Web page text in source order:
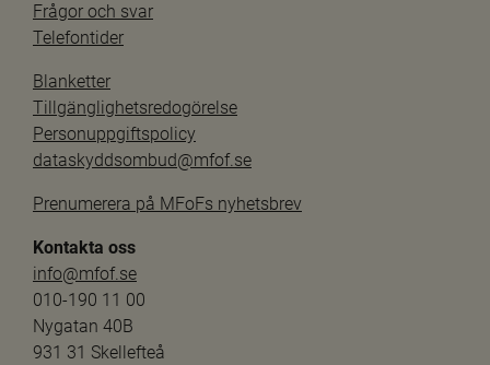
Frågor och svar
Telefontider
Blanketter
Tillgänglighetsredogörelse
Personuppgiftspolicy
dataskyddsombud@mfof.se
Prenumerera på MFoFs nyhetsbrev
Kontakta oss
info@mfof.se
010-190 11 00
Nygatan 40B
931 31 Skellefteå